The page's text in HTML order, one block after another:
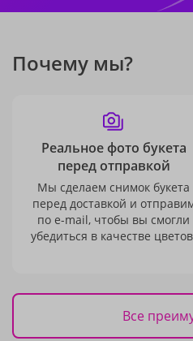
Почему мы?
Реальное фото букета
перед отправкой
Мы сделаем снимок букета
перед доставкой и
по e-mail, чтобы вы смогли
убедиться в качестве
Все